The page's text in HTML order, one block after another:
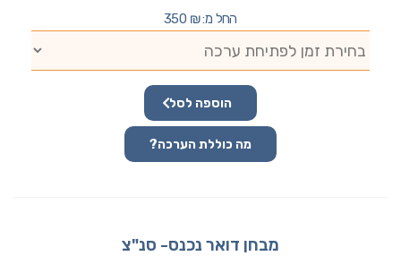
החל מ: 350 ₪
הוספה לסל
מה כוללת הערכה?
מבחן דואר נכנס- סנ"צ